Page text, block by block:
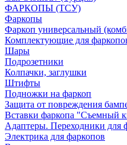
ФАРКОПЫ (ТСУ)
Фаркопы
Фаркоп универсальный
Комплектующие для
Шары
Подрозетники
Колпачки, заглушки
Штифты
Подножки на фаркоп
Защита от повреждения
Вставки фаркопа "Съемный
Адаптеры. Переходники для
Электрика для фаркопов